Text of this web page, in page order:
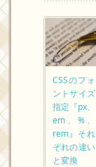
CSSのフォ
ントサイズ
指定『px、
em、%、
rem』それ
ぞれの違い
と変換